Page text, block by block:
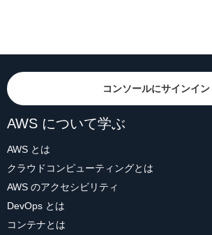
コンソールにサインイン
AWS について学ぶ
AWS とは
クラウドコンピューティングとは
AWS のアクセシビリティ
DevOps とは
コンテナとは